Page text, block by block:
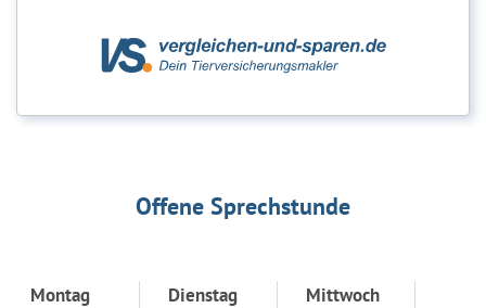
Offene Sprechstunde
Montag
Dienstag
Mittwoch